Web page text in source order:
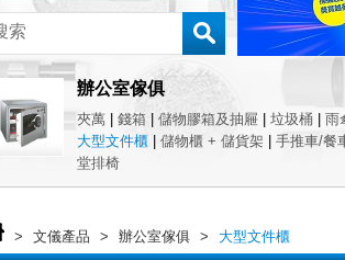
辦公室傢俱
夾萬 錢箱 儲物膠箱及抽屜 垃圾桶
雨
大型文件櫃
儲物櫃 + 儲貨架
手推車/餐
堂排椅
> 文儀產品 > 辦公室傢俱 > 大型文件櫃